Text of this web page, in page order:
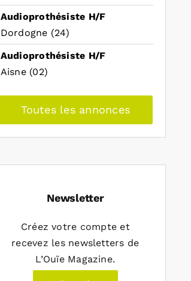
Audioprothésiste H/F
Dordogne (24)
Audioprothésiste H/F
Aisne (02)
Toutes les annonces
Newsletter
Créez votre compte et
recevez les newsletters de
L’Ouïe Magazine.